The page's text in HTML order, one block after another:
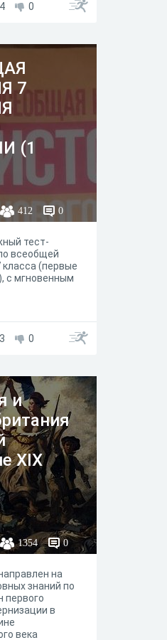
4
0
7
(1
412 0
тест-
всеобщей
(первые
с мгновенным
3 0
и
XIX
1354 0
на
знаний по
первого
в
века